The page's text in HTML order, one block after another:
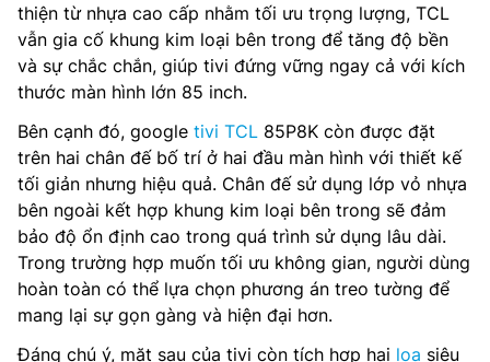
thiện từ nhựa cao cấp nhằm tối ưu trọng lượng, TCL
vẫn gia cố khung kim loại bên trong để tăng độ bền
và sự chắc chắn, giúp tivi đứng vững ngay cả với kích
thước màn hình lớn 85 inch.
Bên cạnh đó, google tivi TCL 85P8K còn được đặt
trên hai chân đế bố trí ở hai đầu màn hình với thiết kế
tối giản nhưng hiệu quả. Chân đế sử dụng lớp vỏ nhựa
bên ngoài kết hợp khung kim loại bên trong sẽ đảm
bảo độ ổn định cao trong quá trình sử dụng lâu dài.
Trong trường hợp muốn tối ưu không gian, người dùng
hoàn toàn có thể lựa chọn phương án treo tường để
mang lại sự gọn gàng và hiện đại hơn.
Đáng chú ý, mặt sau của tivi còn tích hợp hai loa siêu